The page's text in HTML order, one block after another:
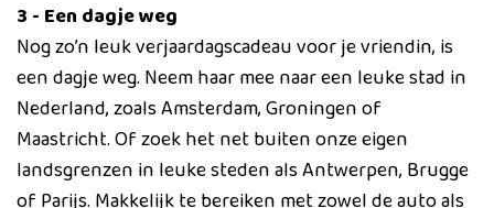
3 - Een dagje weg
Nog zo’n leuk verjaardagscadeau voor je vriendin, is
een dagje weg. Neem haar mee naar een leuke stad in
Nederland, zoals Amsterdam, Groningen of
Maastricht. Of zoek het net buiten onze eigen
landsgrenzen in leuke steden als Antwerpen, Brugge